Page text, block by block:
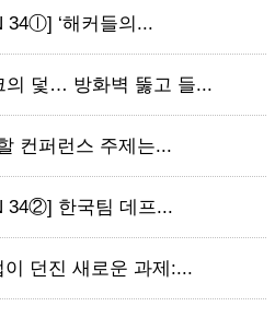
34ⓛ] ‘해커들의...
의 덫… 방화벽 뚫고 들...
컨퍼런스 주제는...
34②] 한국팀 데프...
던진 새로운 과제:...